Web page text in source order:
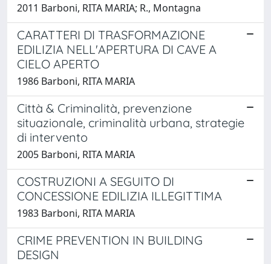
2011 Barboni, RITA MARIA; R., Montagna
CARATTERI DI TRASFORMAZIONE
EDILIZIA NELL'APERTURA DI CAVE A
CIELO APERTO
1986 Barboni, RITA MARIA
Città & Criminalità, prevenzione
situazionale, criminalità urbana, strategie
di intervento
2005 Barboni, RITA MARIA
COSTRUZIONI A SEGUITO DI
CONCESSIONE EDILIZIA ILLEGITTIMA
1983 Barboni, RITA MARIA
CRIME PREVENTION IN BUILDING
DESIGN